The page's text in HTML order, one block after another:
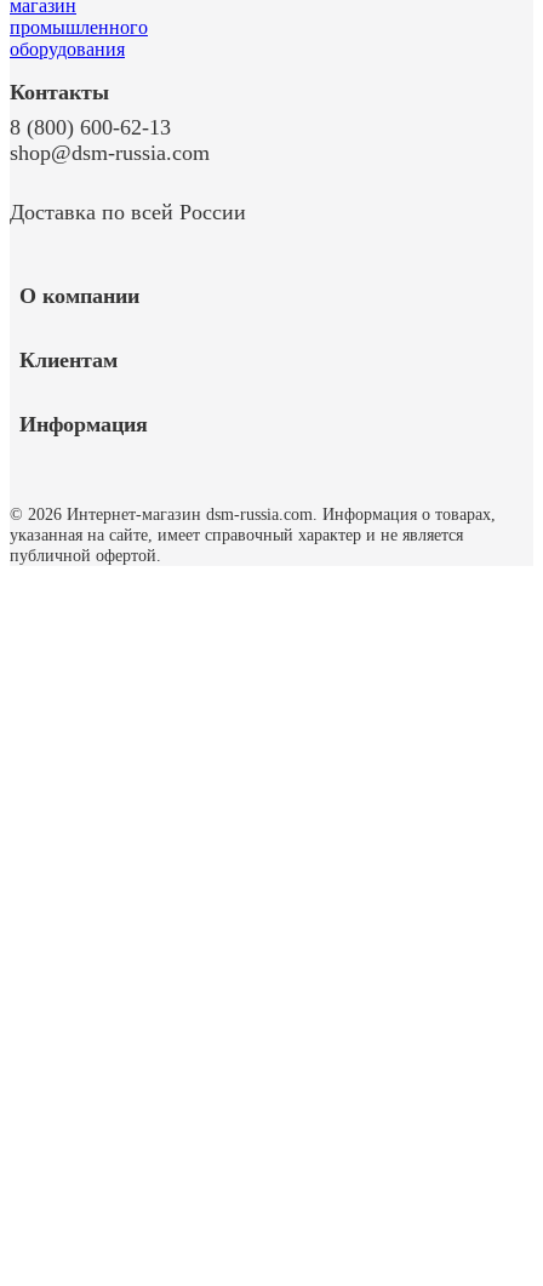
О компании
Клиентам
Информация
Контакты
8 (800) 600-62-13
shop@dsm-russia.com
Доставка по всей России
© 2026 Интернет-магазин dsm-russia.com. Информация о товарах,
указанная на сайте, имеет справочный характер и не является
публичной офертой.